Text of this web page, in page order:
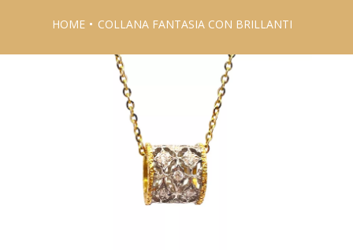
HOME COLLANA FANTASIA CON BRILLANTI